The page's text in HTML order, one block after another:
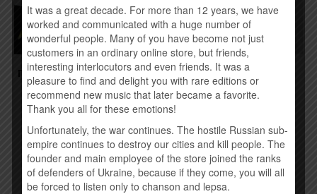
ГАЙТАНА – VOODOO MAN
(2015, СУПЕРПАК, LTD
EDT)
190,00грн.
Купить
APOCALYPTICA –
SHADOWMAKER (2015)
190,00грн.
Купить
It was a great decade. For more than 12 years, we have
worked and communicated with a huge number of
wonderful people. Many of you have become not just
customers in an ordinary online store, but friends,
interesting interlocutors and even friends. It was a
pleasure to find and delight you with rare editions or
recommend new music that later became a favorite.
Thank you all for these emotions!
Unfortunately, the war continues. The hostile Russian sub-
empire continues to destroy our cities and kill people. The
founder and main employee of the store joined the ranks
of defenders of Ukraine, because if they come, you will all
be forced to listen only to chanson and lepsa.